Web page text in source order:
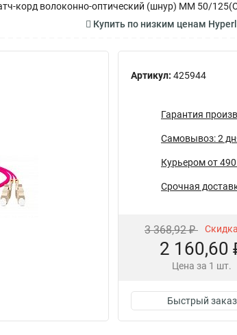
корд волоконно-оптический (шнур) MM 50/
Купить по низким ценам
Артикул: 425944
Гарантия
Самовывоз: 2
Курьером от
Срочная
3 368,92 ₽
2 160,60
Цена за 1 шт.
Быстрый заказ